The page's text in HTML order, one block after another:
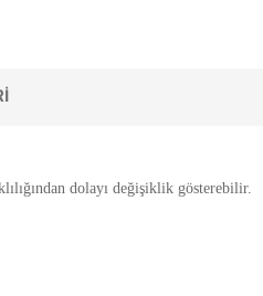
dolayı değişiklik gösterebilir.